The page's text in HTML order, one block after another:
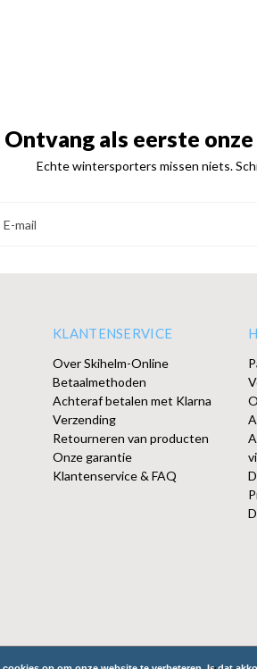
Ontvang als eerste
Echte wintersporters missen niets.
KLANTENSERVICE
Over Skihelm-Online
Betaalmethoden
Achteraf betalen met Klarna
Verzending
Retourneren van producten
Onze garantie
Klantenservice & FAQ